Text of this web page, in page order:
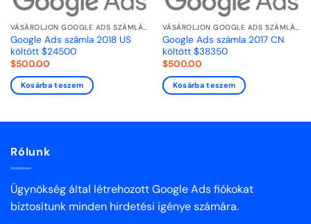
VÁSÁROLJON GOOGLE ADS SZÁMLÁKAT
Google Ads számla 2018 US
költött $24500
$500.00
Kosárba teszem
VÁSÁROLJON GOOGLE ADS SZÁMLÁKAT
Google Ads számla 2017 CN
költött $38350
$500.00
Kosárba teszem
Rólunk
Ügynökség által létrehozott Google Ads fiókokat
biztosítunk minden hirdetési igénye számára.